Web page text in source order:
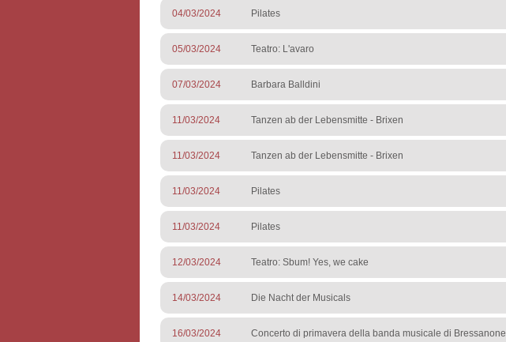
04/03/2024 Pilates
05/03/2024 Teatro: L'avaro
07/03/2024 Barbara Balldini
11/03/2024 Tanzen ab der Lebensmitte - Brixen
11/03/2024 Tanzen ab der Lebensmitte - Brixen
11/03/2024 Pilates
11/03/2024 Pilates
12/03/2024 Teatro: Sbum! Yes, we cake
14/03/2024 Die Nacht der Musicals
16/03/2024 Concerto di primavera della banda musicale di Bressanone